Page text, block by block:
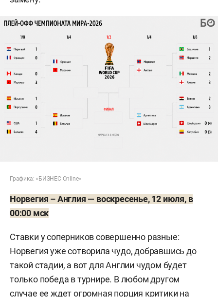
Графика: «БИЗНЕС Online»
Норвегия – Англия — воскресенье, 12 июля, в
00:00 мск
Ставки у соперников совершенно разные:
Норвегия уже сотворила чудо, добравшись до
такой стадии, а вот для Англии чудом будет
только победа в турнире. В любом другом
случае ее ждет огромная порция критики на